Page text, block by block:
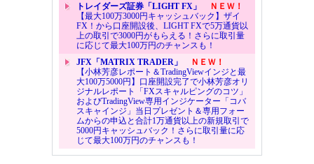
トレイダーズ証券「LIGHT FX」
ＮＥＷ！
【最大100万3000円キャッシュバック】ザイ
FX！から口座開設後、LIGHT FXで5万通貨以
上の取引で3000円がもらえる！さらに取引量
に応じて最大100万円のチャンスも！
JFX「MATRIX TRADER」
ＮＥＷ！
【小林芳彦レポート＆TradingViewインジと最
大100万5000円】口座開設完了で小林芳彦オリ
ジナルレポート「FXスキャルピングのコツ」
およびTradingView専用インジケーター「コバ
スキャインジ」当日プレゼント＆専用フォー
ムからの申込と合計1万通貨以上の新規取引で
5000円キャッシュバック！さらに取引量に応
じて最大100万円のチャンスも！